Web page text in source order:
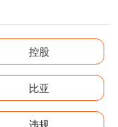
控股
比亚